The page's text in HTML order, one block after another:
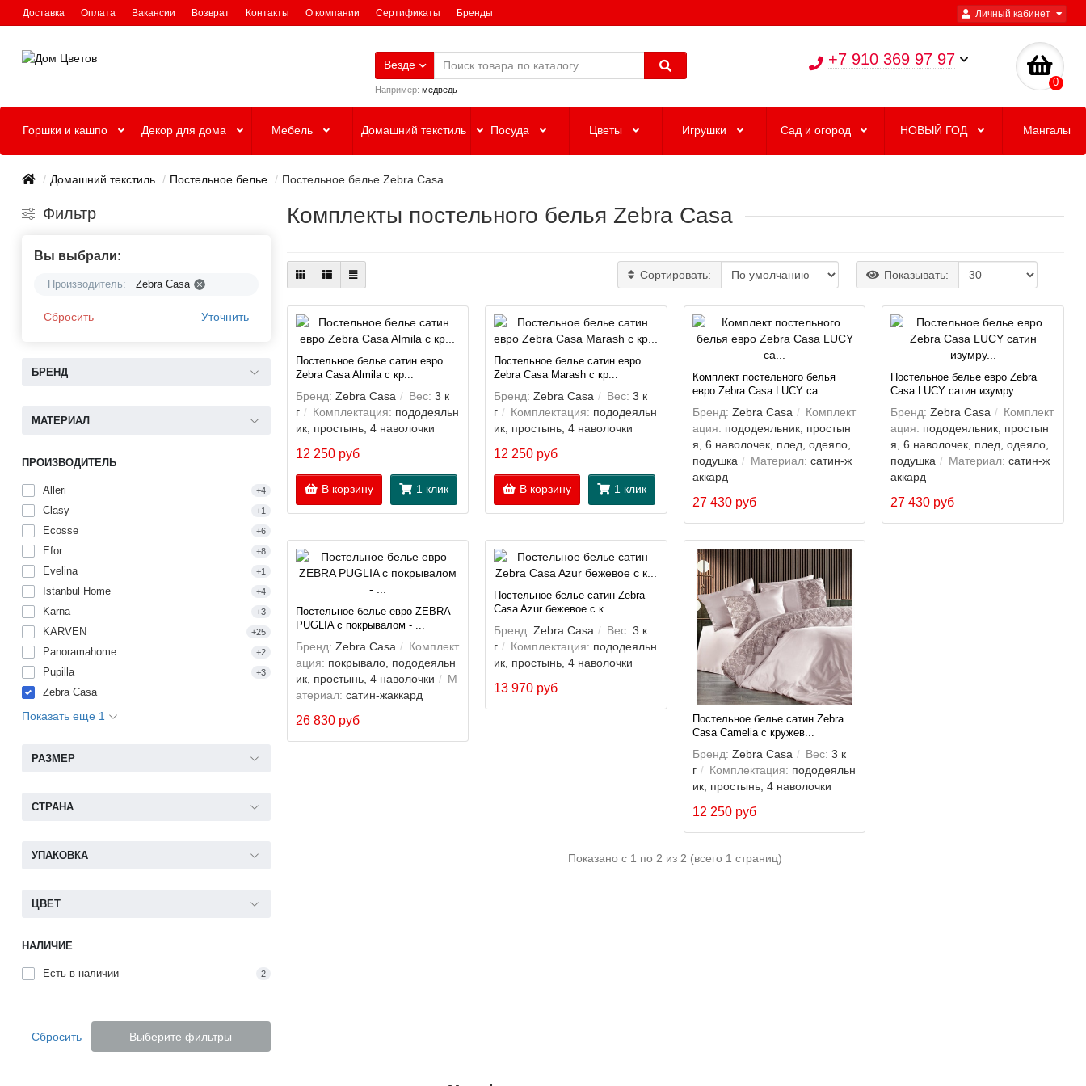
Личный кабинет
Доставка Оплата Вакансии Возврат Контакты О компании Сертификаты Бренды
+7 910 369 97 97
0
Везде
Например: медведь
Горшки и кашпо Декор для дома Мебель Домашний текстиль Посуда Цветы Игрушки Сад и огород НОВЫЙ ГОД Мангалы
Домашний текстиль Постельное белье Постельное белье Zebra Casa
Фильтр
Вы выбрали:
Производитель: Zebra Casa
Сбросить Уточнить
БРЕНД
МАТЕРИАЛ
ПРОИЗВОДИТЕЛЬ
Alleri +4
Clasy +1
Ecosse +6
Efor +8
Evelina +1
Istanbul Home +4
Karna +3
KARVEN +25
Panoramahome +2
Pupilla +3
Zebra Casa
Показать еще 1
РАЗМЕР
СТРАНА
УПАКОВКА
ЦВЕТ
НАЛИЧИЕ
Есть в наличии 2
Сбросить Выберите фильтры
Комплекты постельного белья Zebra Casa
Сортировать: Показывать:
Постельное белье сатин евро
Zebra Casa Almila с кр...
Бренд: Zebra Casa Вес: 3 к
г
Комплектация: пододеяльн
ик, простынь, 4 наволочки
12 250 руб
В корзину 1 клик
Постельное белье сатин евро
Zebra Casa Marash с кр...
Бренд: Zebra Casa Вес: 3 к
г
Комплектация: пододеяльн
ик, простынь, 4 наволочки
12 250 руб
В корзину 1 клик
Комплект постельного белья
евро Zebra Casa LUCY са...
Бренд: Zebra Casa
Комплект
ация: пододеяльник, простын
я, 6 наволочек, плед, одеяло,
подушка
Материал: сатин-ж
аккард
27 430 руб
Постельное белье евро Zebra
Casa LUCY сатин изумру...
Бренд: Zebra Casa
Комплект
ация: пододеяльник, простын
я, 6 наволочек, плед, одеяло,
подушка
Материал: сатин-ж
аккард
27 430 руб
Постельное белье евро ZEBRA
PUGLIA с покрывалом - ...
Бренд: Zebra Casa
Комплект
ация: покрывало, пододеяльн
ик, простынь, 4 наволочки
М
атериал: сатин-жаккард
26 830 руб
Постельное белье сатин Zebra
Casa Azur бежевое с к...
Бренд: Zebra Casa Вес: 3 к
г
Комплектация: пододеяльн
ик, простынь, 4 наволочки
13 970 руб
Постельное белье сатин Zebra
Casa Camelia с кружев...
Бренд: Zebra Casa Вес: 3 к
г
Комплектация: пододеяльн
ик, простынь, 4 наволочки
12 250 руб
Показано с 1 по 2 из 2 (всего 1 страниц)